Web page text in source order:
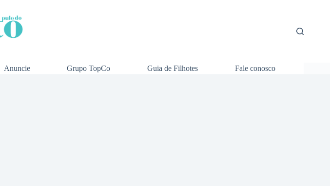
Anuncie Grupo TopCo Guia de Filhotes Fale conosco